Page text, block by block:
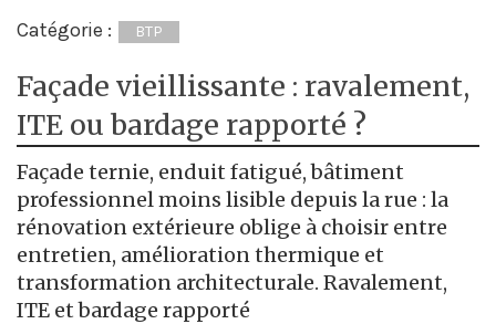
Catégorie : BTP
Façade vieillissante : ravalement,
ITE ou bardage rapporté ?
Façade ternie, enduit fatigué, bâtiment
professionnel moins lisible depuis la rue : la
rénovation extérieure oblige à choisir entre
entretien, amélioration thermique et
transformation architecturale. Ravalement,
ITE et bardage rapporté